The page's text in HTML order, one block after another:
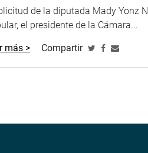
de la diputada Mady Yonz
el presidente de la Cámara...
más > Compartir